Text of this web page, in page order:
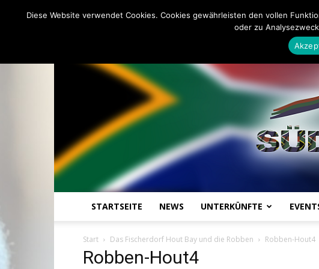
STARTSEITE NEWS UNTERKÜNFTE
Start Das Fischerdorf Hout Bay und die Robben Robben-Hout4
Robben-Hout4
Diese Website verwendet Cookies. Cookies gewährleisten den vollen
oder zu